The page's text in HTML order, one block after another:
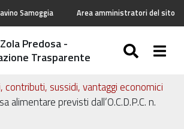
Samoggia Area amministratori del sito
Predosa -
Trasparente
contributi, sussidi, vantaggi economici
alimentare previsti dall’O.C.D.P.C. n.